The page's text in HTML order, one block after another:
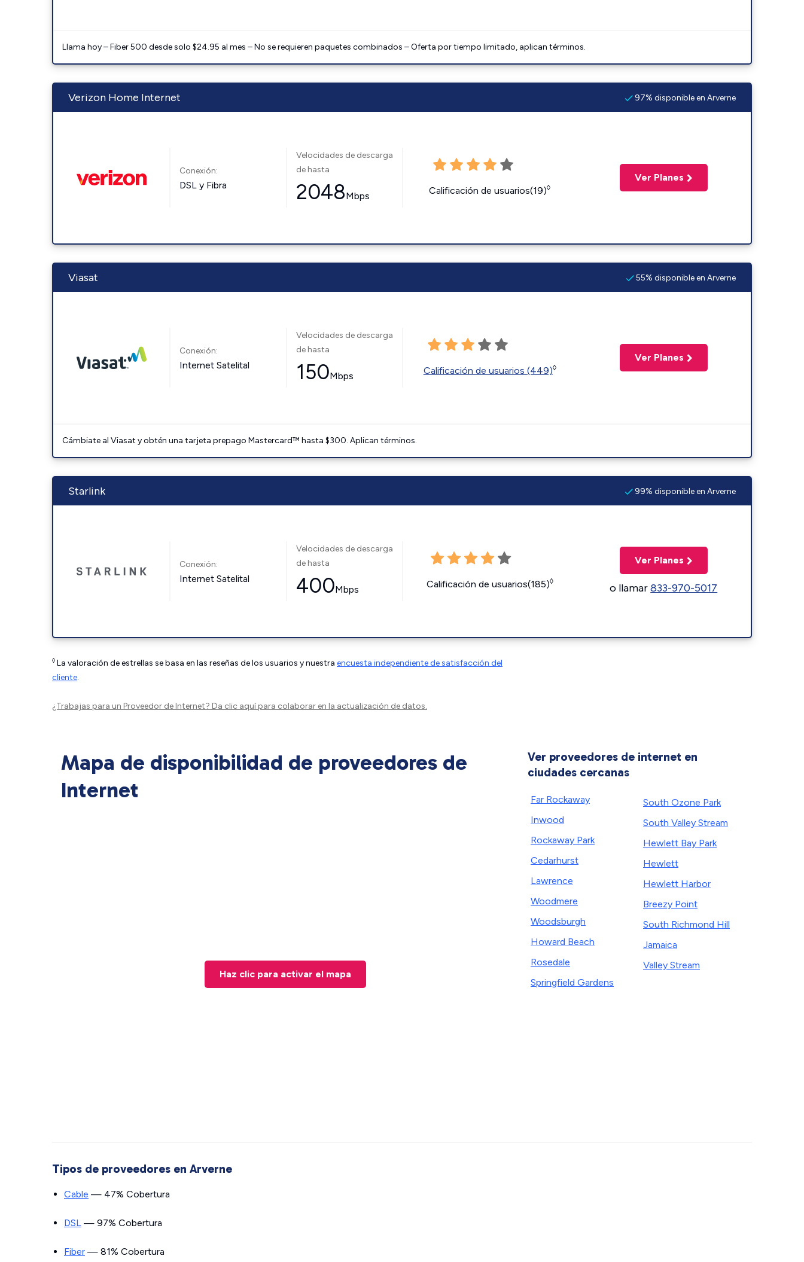
Llama hoy – Fiber 500 desde solo $24.95 al mes – No se requieren paquetes combinados – Oferta por tiempo limitado, aplican términos.
Verizon Home Internet 97% disponible en Arverne
Conexión:
DSL y Fibra
Velocidades de descarga
de hasta
2048Mbps Calificación de usuarios(19)◊
Ver Planes
Viasat 55% disponible en Arverne
Conexión:
Internet Satelital
Velocidades de descarga
de hasta
150Mbps Calificación de usuarios (449)◊
Ver Planes
Cámbiate al Viasat y obtén una tarjeta prepago Mastercard™ hasta $300. Aplican términos.
Starlink 99% disponible en Arverne
Conexión:
Internet Satelital
Velocidades de descarga
de hasta
400Mbps Calificación de usuarios(185)◊
Ver Planes
o llamar833-970-5017
◊ La valoración de estrellas se basa en las reseñas de los usuarios y nuestra encuesta independiente de satisfacción del
cliente.
¿Trabajas para un Proveedor de Internet? Da clic aquípara colaborar en la actualización de datos.
Mapa de disponibilidad de proveedores de
Internet
Haz clic para activar el mapa
Ver proveedores de internet en
ciudades cercanas
Far Rockaway
Inwood
Rockaway Park
Cedarhurst
Lawrence
Woodmere
Woodsburgh
Howard Beach
Rosedale
Springfield Gardens
South Ozone Park
South Valley Stream
Hewlett Bay Park
Hewlett
Hewlett Harbor
Breezy Point
South Richmond Hill
Jamaica
Valley Stream
Tipos de proveedores en Arverne
Cable — 47% Cobertura
DSL — 97% Cobertura
Fiber — 81% Cobertura